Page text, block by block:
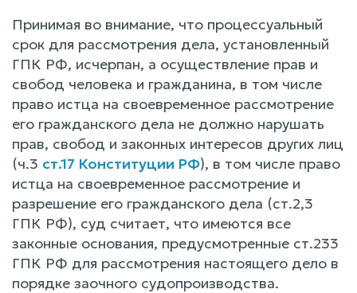
Принимая во внимание, что процессуальный
срок для рассмотрения дела, установленный
ГПК РФ, исчерпан, а осуществление прав и
свобод человека и гражданина, в том числе
право истца на своевременное рассмотрение
его гражданского дела не должно нарушать
прав, свобод и законных интересов других лиц
(ч.3 ст.17 Конституции РФ), в том числе право
истца на своевременное рассмотрение и
разрешение его гражданского дела (ст.2,3
ГПК РФ), суд считает, что имеются все
законные основания, предусмотренные ст.233
ГПК РФ для рассмотрения настоящего дело в
порядке заочного судопроизводства.